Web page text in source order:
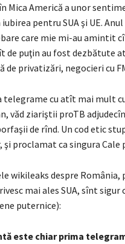
Mica Americă a unor
pentru SUA şi UE.
care mie mi-au amintit
de puţin au fost dezbătute
de privatizări, negocieri cu
telegrame cu atît mai mult
văd ziariştii proTB
de rînd. Un cod etic
proclamat ca singura Cale
wikileaks despre
mai ales SUA, sînt
puternice):
este chiar prima